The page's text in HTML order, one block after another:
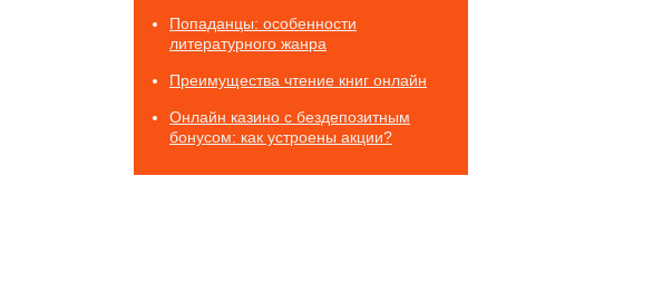
Попаданцы: особенности
литературного жанра
Преимущества чтение книг онлайн
Онлайн казино с бездепозитным
бонусом: как устроены акции?